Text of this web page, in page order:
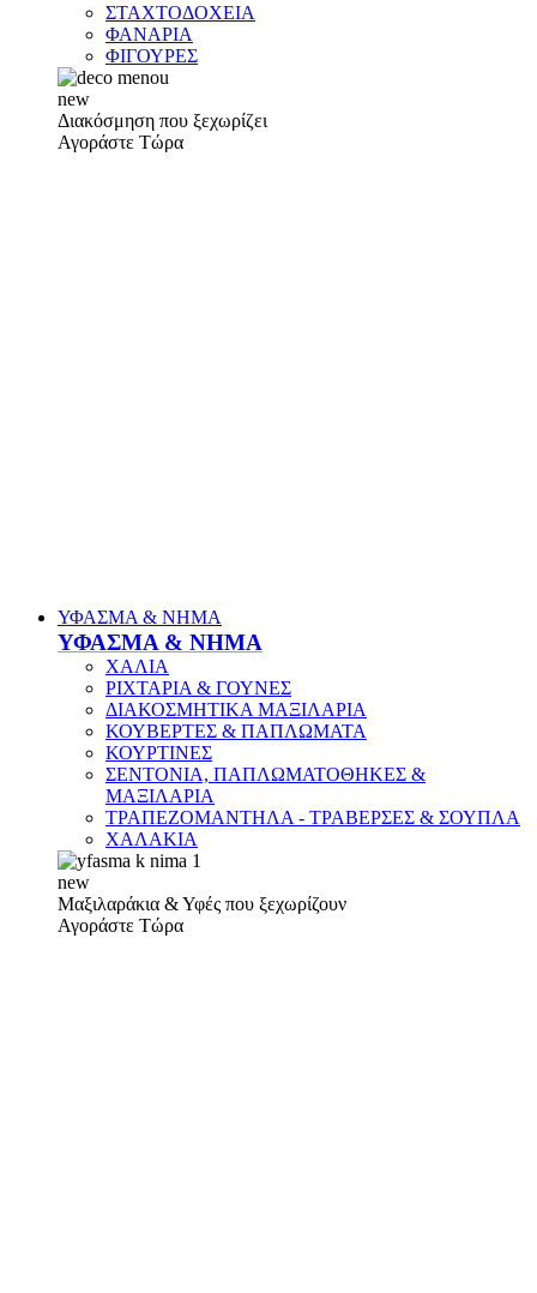
ΣΤΑΧΤΟΔΟΧΕΙΑ
ΦΑΝΑΡΙΑ
ΦΙΓΟΥΡΕΣ
new
Διακόσμηση που ξεχωρίζει
Αγοράστε Τώρα
ΥΦΑΣΜΑ & ΝΗΜΑ
ΥΦΑΣΜΑ & ΝΗΜΑ
ΧΑΛΙΑ
ΡΙΧΤΑΡΙΑ & ΓΟΥΝΕΣ
ΔΙΑΚΟΣΜΗΤΙΚΑ ΜΑΞΙΛΑΡΙΑ
ΚΟΥΒΕΡΤΕΣ & ΠΑΠΛΩΜΑΤΑ
ΚΟΥΡΤΙΝΕΣ
ΣΕΝΤΟΝΙΑ, ΠΑΠΛΩΜΑΤΟΘΗΚΕΣ &
ΜΑΞΙΛΑΡΙΑ
ΤΡΑΠΕΖΟΜΑΝΤΗΛΑ - ΤΡΑΒΕΡΣΕΣ & ΣΟΥΠΛΑ
ΧΑΛΑΚΙΑ
new
Μαξιλαράκια & Υφές που ξεχωρίζουν
Αγοράστε Τώρα